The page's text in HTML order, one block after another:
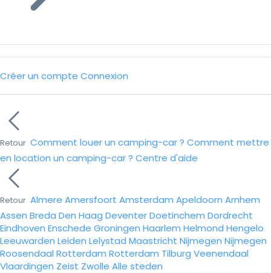
Créer un compte Connexion
Retour Comment louer un camping-car ? Comment mettre
en location un camping-car ? Centre d'aide
Retour Almere Amersfoort Amsterdam Apeldoorn Arnhem
Assen Breda Den Haag DeventerDoetinchem Dordrecht
Eindhoven Enschede Groningen Haarlem Helmond Hengelo
Leeuwarden Leiden Lelystad Maastricht Nijmegen Nijmegen
Roosendaal Rotterdam Rotterdam Tilburg Veenendaal
Vlaardingen Zeist Zwolle Alle steden